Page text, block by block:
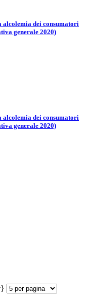
dei consumatori
generale 2020)
dei consumatori
generale 2020)